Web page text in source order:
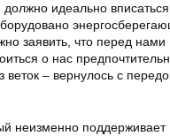
идеально
заявить, что перед нами
о нас
– вернулось с
неизменно поддерживает